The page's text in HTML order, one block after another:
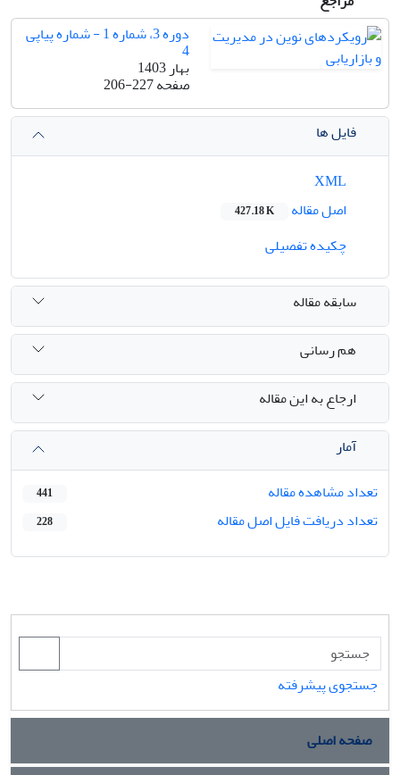
دوره 3، شماره 1 - شماره پیاپی
4
بهار 1403
صفحه206-227
فایل ها
اصل مقاله
427.18 K
چکیده تفصیلی
سابقه مقاله
هم رسانی
ارجاع به این مقاله
آمار
تعداد مشاهده مقاله
441
تعداد دریافت فایل اصل مقاله 228
جستجوی پیشرفته
صفحه اصلی